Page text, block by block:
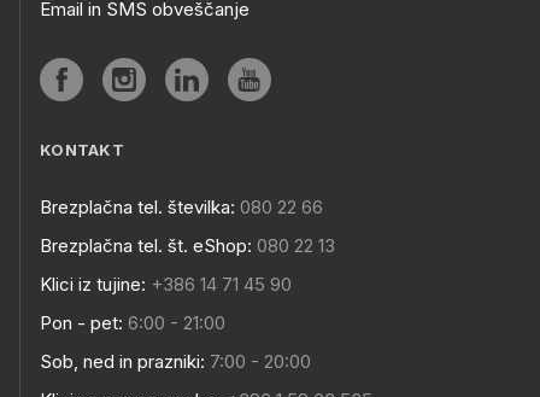
Email in SMS obveščanje
KONTAKT
Brezplačna tel. številka: 080 22 66
Brezplačna tel. št. eShop: 080 22 13
Klici iz tujine: +386 14 71 45 90
Pon - pet: 6:00 - 21:00
Sob, ned in prazniki: 7:00 - 20:00